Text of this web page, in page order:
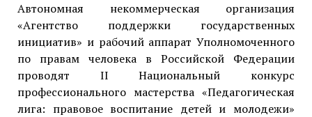
Автономная некоммерческая организация
«Агентство поддержки государственных
инициатив» и рабочий аппарат Уполномоченного
по правам человека в Российской Федерации
проводят II Национальный конкурс
профессионального мастерства «Педагогическая
лига: правовое воспитание детей и молодежи»